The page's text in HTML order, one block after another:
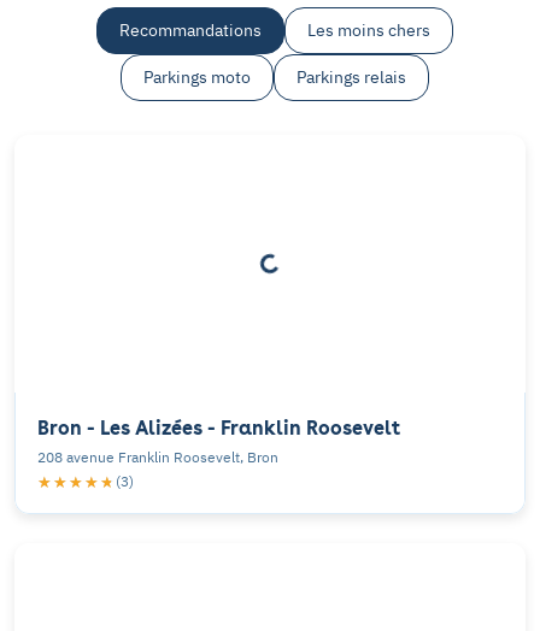
Recommandations Les moins chers
Parkings moto Parkings relais
Bron - Les Alizées - Franklin Roosevelt
208 avenue Franklin Roosevelt, Bron
★★★★★
★★★★★ (3)